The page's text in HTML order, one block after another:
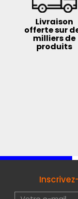
Livraison
offerte sur
milliers de
produits